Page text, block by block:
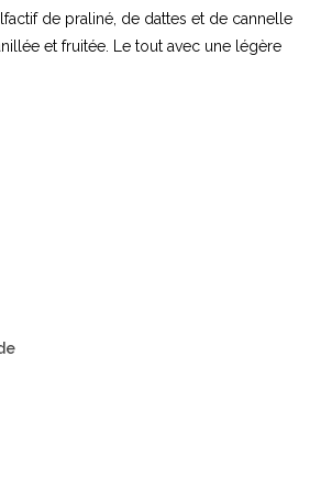
de praliné, de dattes et de cannelle
et fruitée. Le tout avec une légère